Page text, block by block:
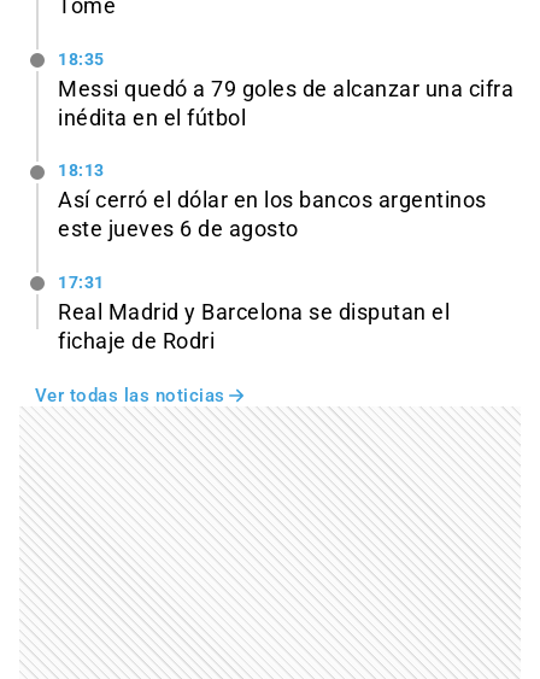
Tomé
18:35
Messi quedó a 79 goles de alcanzar una cifra
inédita en el fútbol
18:13
Así cerró el dólar en los bancos argentinos
este jueves 6 de agosto
17:31
Real Madrid y Barcelona se disputan el
fichaje de Rodri
Ver todas las noticias